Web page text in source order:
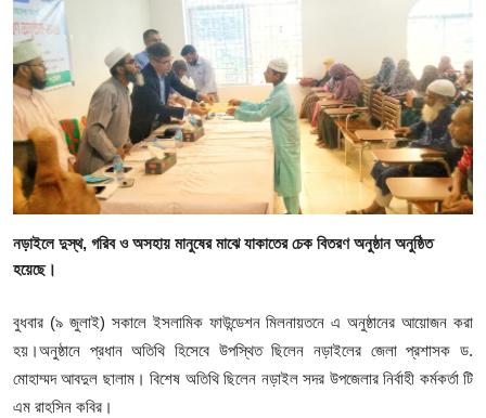
গোপনীয়তা নীতি
জাতীয়
রাজনীতি
অর্থনীতি
স্বাস্থ্য
বিনোদন
খেলা
নড়াইলে দুস্থ, গরিব ও অসহায় মানুষের মাঝে যাকাতের চেক বিতরণ অনুষ্ঠান অনুষ্ঠিত
হয়েছে।
বুধবার (৯ জুলাই) সকালে ইসলামিক ফাউন্ডেশন মিলনায়তনে এ অনুষ্ঠানের আয়োজন করা
হয়।অনুষ্ঠানে প্রধান অতিথি হিসেবে উপস্থিত ছিলেন নড়াইলের জেলা প্রশাসক ড.
মোহাম্মদ আবদুল ছালাম। বিশেষ অতিথি ছিলেন নড়াইল সদর উপজেলার নির্বাহী কর্মকর্তা টি
এম রাহসিন কবির।